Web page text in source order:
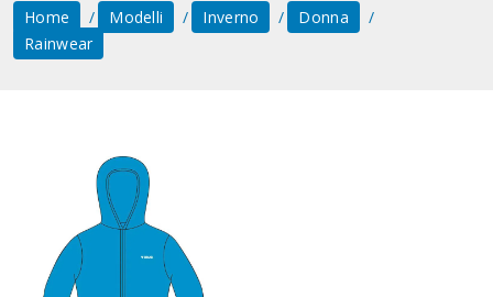
Home Modelli Inverno
Donna
Rainwear